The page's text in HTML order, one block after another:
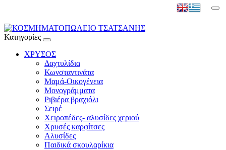
Κατηγορίες
ΧΡΥΣΟΣ
Δαχτυλίδια
Κωνσταντινάτα
Μαμά-Οικογένεια
Μονογράμματα
Ριβιέρα βραχιόλι
Σειρέ
Χειροπέδες- αλυσίδες χεριού
Χρυσές καρφίτσες
Αλυσίδες
Παιδικά σκουλαρίκια